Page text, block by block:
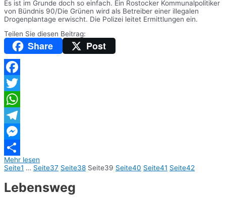
Es ist im Grunde doch so einfach. Ein Rostocker Kommunalpolitiker
von Bündnis 90/Die Grünen wird als Betreiber einer illegalen
Drogenplantage erwischt. Die Polizei leitet Ermittlungen ein.
Teilen Sie diesen Beitrag:
Share Post
Facebook
Twitter
WhatsApp
Telegram
Messenger
Teilen
Mehr lesen
Seite1 … Seite37 Seite38 Seite39 Seite40 Seite41 Seite42
Lebensweg